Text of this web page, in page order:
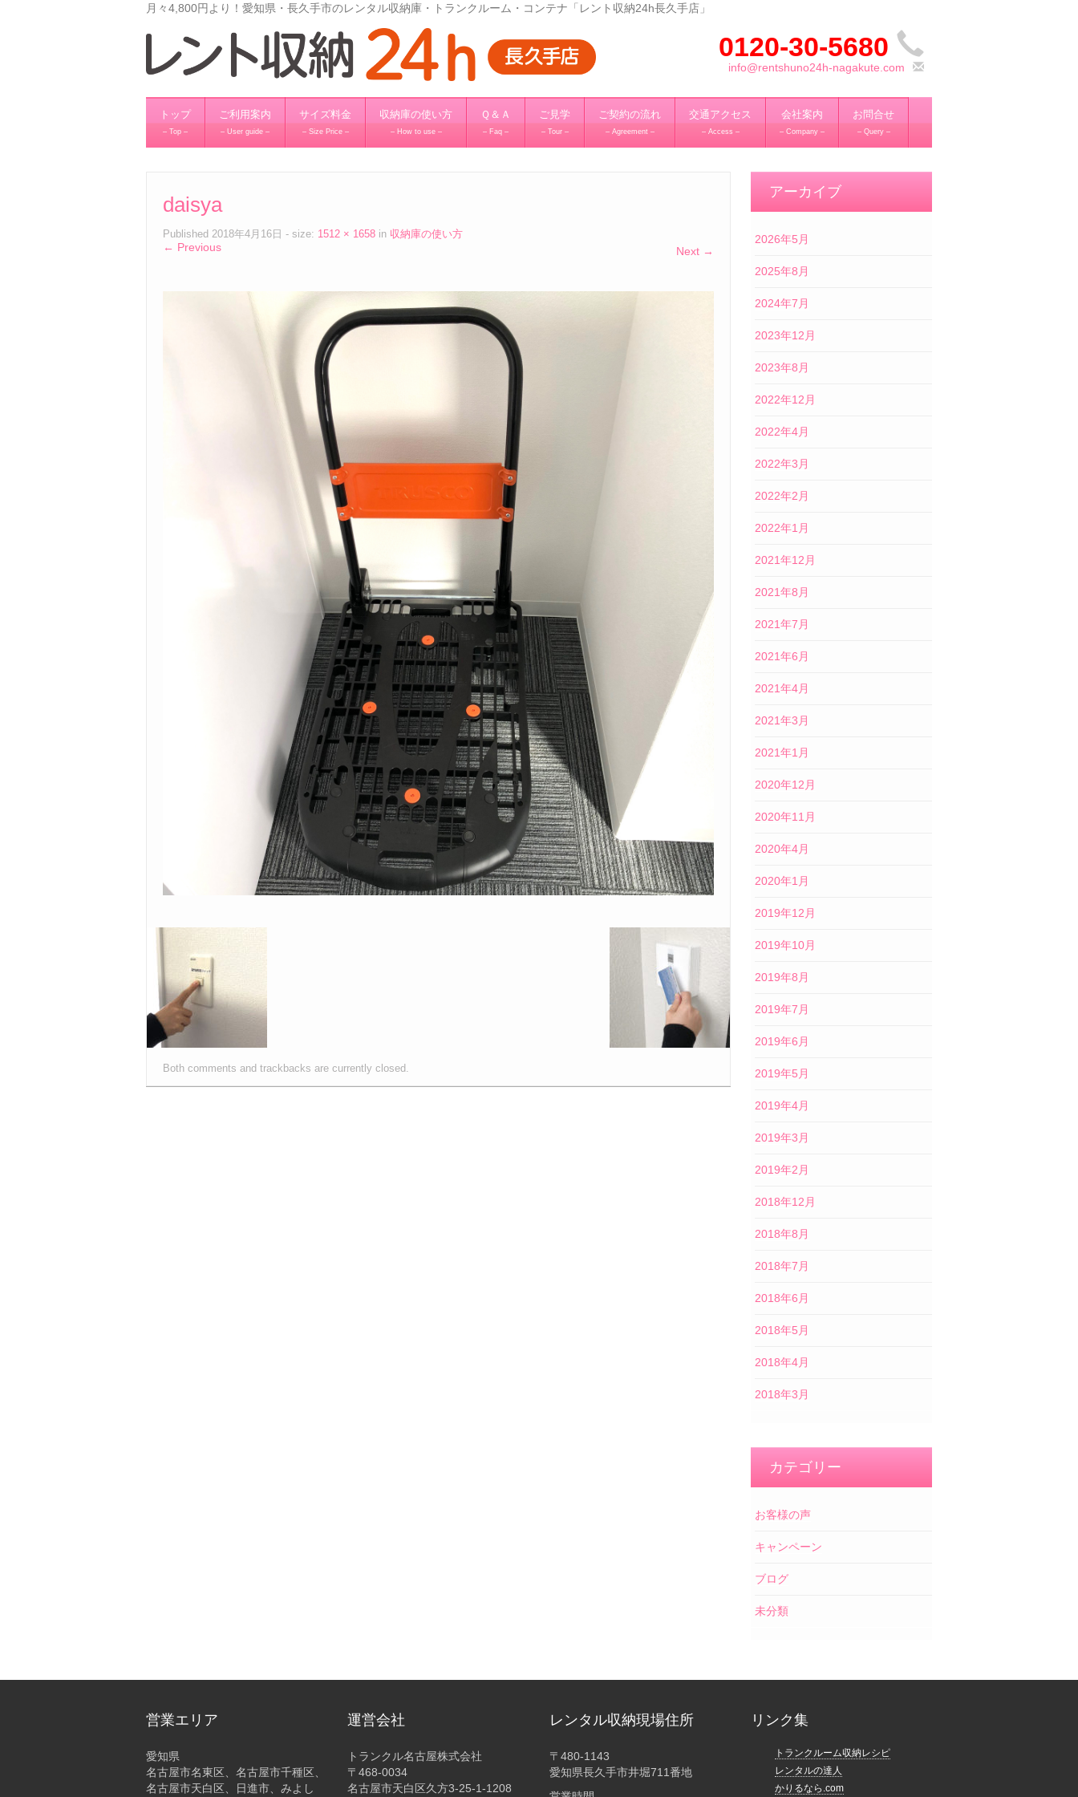
月々4,800円より！愛知県・長久手市のレンタル収納庫・トランクルーム・コンテナ「レント収納24h長久手店」
0120-30-5680
info@rentshuno24h-nagakute.com
トップ
– Top –
ご利用案内
– User guide –
サイズ料金
– Size Price –
収納庫の使い方
– How to use –
Ｑ＆Ａ
– Faq –
ご見学
– Tour –
ご契約の流れ
– Agreement –
交通アクセス
– Access –
会社案内
– Company –
お問合せ
– Query –
daisya
Published 2018年4月16日 - size: 1512 × 1658 in 収納庫の使い方
← Previous Next →
Both comments and trackbacks are currently closed.
アーカイブ
2026年5月
2025年8月
2024年7月
2023年12月
2023年8月
2022年12月
2022年4月
2022年3月
2022年2月
2022年1月
2021年12月
2021年8月
2021年7月
2021年6月
2021年4月
2021年3月
2021年1月
2020年12月
2020年11月
2020年4月
2020年1月
2019年12月
2019年10月
2019年8月
2019年7月
2019年6月
2019年5月
2019年4月
2019年3月
2019年2月
2018年12月
2018年8月
2018年7月
2018年6月
2018年5月
2018年4月
2018年3月
カテゴリー
お客様の声
キャンペーン
ブログ
未分類
営業エリア
愛知県
名古屋市名東区、名古屋市千種区、
名古屋市天白区、日進市、みよし
運営会社
トランクル名古屋株式会社
〒468-0034
名古屋市天白区久方3-25-1-1208
レンタル収納現場住所
〒480-1143
愛知県長久手市井堀711番地
リンク集
トランクルーム収納レシピ
レンタルの達人
かりるなら.com